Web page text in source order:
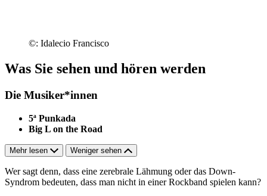
©: Idalecio Francisco
Was Sie sehen und hören werden
Die Musiker*innen
5ª Punkada
Big L on the Road
Mehr lesen Weniger sehen
Wer sagt denn, dass eine zerebrale Lähmung oder das Down-
Syndrom bedeuten, dass man nicht in einer Rockband spielen kann?